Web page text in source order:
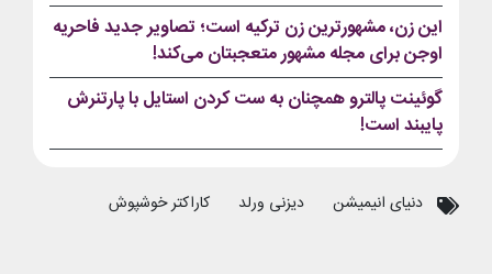
این زن، مشهورترین زن ترکیه است؛ تصاویر جدید فاحریه
اوجن برای مجله مشهور متعجبتان می‌کند!
گوئینت پالترو همچنان به ست کردن استایل با پارتنرش
پایبند است!
دنیای انیمیشن دیزنی ورلد کاراکتر خوشپوش